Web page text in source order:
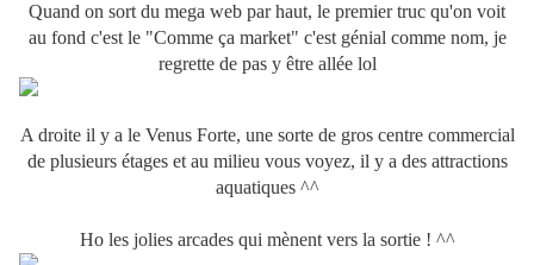
Quand on sort du mega web par haut, le premier truc qu'on voit
au fond c'est le "Comme ça market" c'est génial comme nom, je
regrette de pas y être allée lol
A droite il y a le Venus Forte, une sorte de gros centre commercial
de plusieurs étages et au milieu vous voyez, il y a des attractions
aquatiques ^^
Ho les jolies arcades qui mènent vers la sortie ! ^^